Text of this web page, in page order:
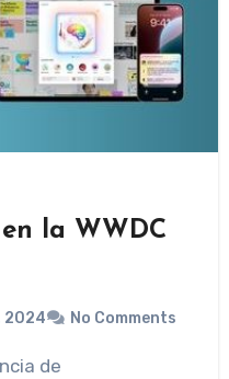
la WWDC
2024 No Comments